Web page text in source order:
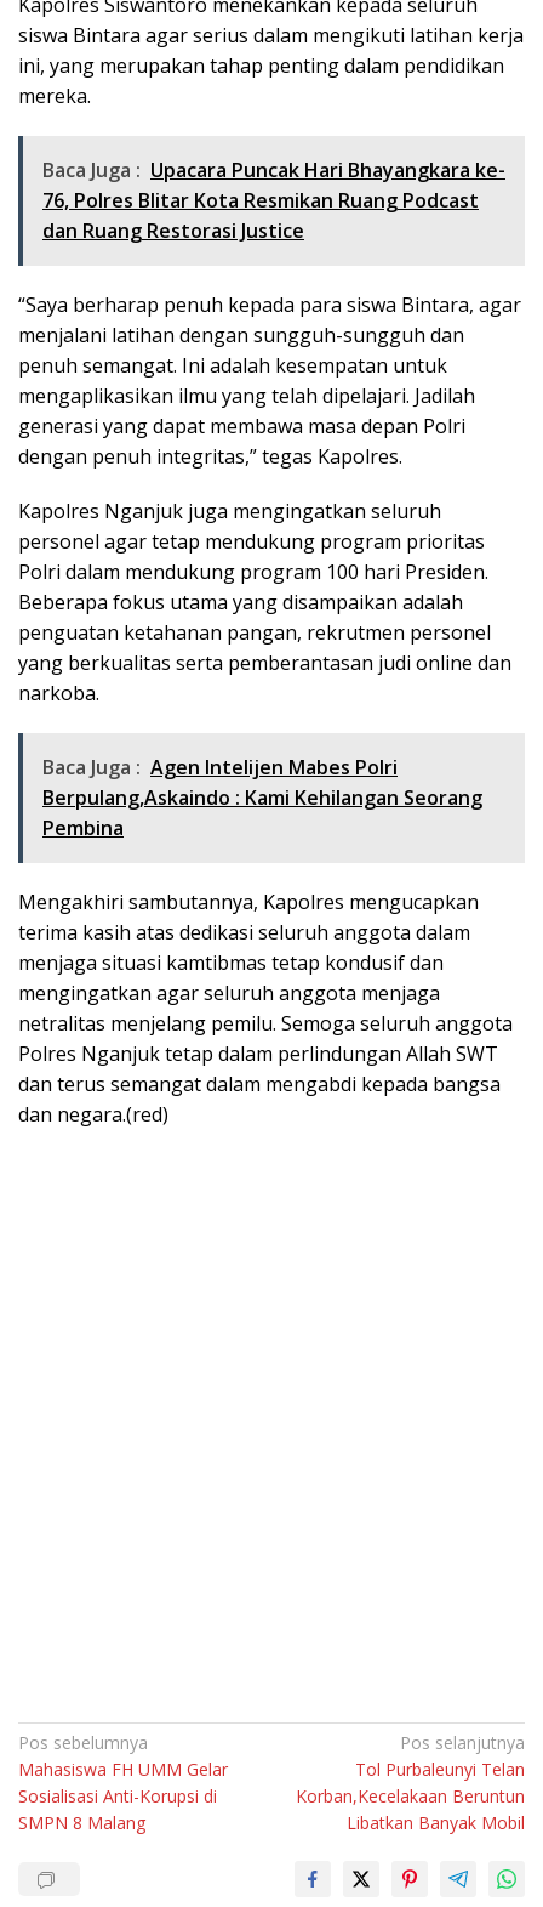
siswa Bintara agar serius dalam mengikuti latihan kerja
ini, yang merupakan tahap penting dalam pendidikan
mereka.
Baca Juga : Upacara Puncak Hari Bhayangkara ke-
76, Polres Blitar Kota Resmikan Ruang Podcast
dan Ruang Restorasi Justice
“Saya berharap penuh kepada para siswa Bintara, agar
menjalani latihan dengan sungguh-sungguh dan
penuh semangat. Ini adalah kesempatan untuk
mengaplikasikan ilmu yang telah dipelajari. Jadilah
generasi yang dapat membawa masa depan Polri
dengan penuh integritas,” tegas Kapolres.
Kapolres Nganjuk juga mengingatkan seluruh
personel agar tetap mendukung program prioritas
Polri dalam mendukung program 100 hari Presiden.
Beberapa fokus utama yang disampaikan adalah
penguatan ketahanan pangan, rekrutmen personel
yang berkualitas serta pemberantasan judi online dan
narkoba.
Baca Juga : Agen Intelijen Mabes Polri
Berpulang,Askaindo : Kami Kehilangan Seorang
Pembina
Mengakhiri sambutannya, Kapolres mengucapkan
terima kasih atas dedikasi seluruh anggota dalam
menjaga situasi kamtibmas tetap kondusif dan
mengingatkan agar seluruh anggota menjaga
netralitas menjelang pemilu. Semoga seluruh anggota
Polres Nganjuk tetap dalam perlindungan Allah SWT
dan terus semangat dalam mengabdi kepada bangsa
dan negara.(red)
Navigasi
pos
Pos sebelumnya
Mahasiswa FH UMM Gelar
Sosialisasi Anti-Korupsi di
SMPN 8 Malang
Pos selanjutnya
Tol Purbaleunyi Telan
Korban,Kecelakaan Beruntun
Libatkan Banyak Mobil